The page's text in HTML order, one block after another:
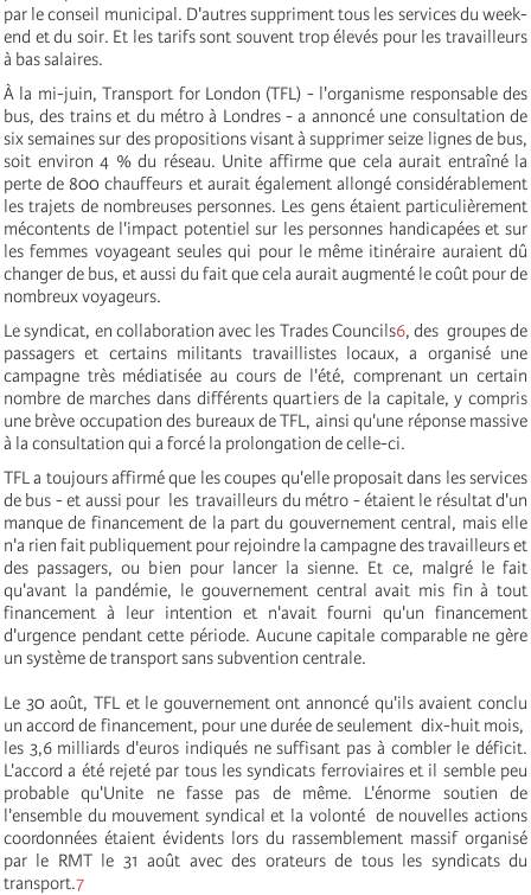
par le conseil municipal. D'autres suppriment tous les services du week-
end et du soir. Et les tarifs sont souvent trop élevés pour les travailleurs
à bas salaires.
À la mi-juin, Transport for London (TFL) - l'organisme responsable des
bus, des trains et du métro à Londres - a annoncé une consultation de
six semaines sur des propositions visant à supprimer seize lignes de bus,
soit environ 4 % du réseau. Unite affirme que cela aurait entraîné la
perte de 800 chauffeurs et aurait également allongé considérablement
les trajets de nombreuses personnes. Les gens étaient particulièrement
mécontents de l'impact potentiel sur les personnes handicapées et sur
les femmes voyageant seules qui pour le même itinéraire auraient dû
changer de bus, et aussi du fait que cela aurait augmenté le coût pour de
nombreux voyageurs.
Le syndicat, en collaboration avec les Trades Councils6, des groupes de
passagers et certains militants travaillistes locaux, a organisé une
campagne très médiatisée au cours de l'été, comprenant un certain
nombre de marches dans différents quartiers de la capitale, y compris
une brève occupation des bureaux de TFL, ainsi qu'une réponse massive
à la consultation qui a forcé la prolongation de celle-ci.
TFL a toujours affirmé que les coupes qu'elle proposait dans les services
de bus - et aussi pour les travailleurs du métro - étaient le résultat d'un
manque de financement de la part du gouvernement central, mais elle
n'a rien fait publiquement pour rejoindre la campagne des travailleurs et
des passagers, ou bien pour lancer la sienne. Et ce, malgré le fait
qu'avant la pandémie, le gouvernement central avait mis fin à tout
financement à leur intention et n'avait fourni qu'un financement
d'urgence pendant cette période. Aucune capitale comparable ne gère
un système de transport sans subvention centrale.
Le 30 août, TFL et le gouvernement ont annoncé qu'ils avaient conclu
un accord de financement, pour une durée de seulement dix-huit mois,
les 3,6 milliards d'euros indiqués ne suffisant pas à combler le déficit.
L'accord a été rejeté par tous les syndicats ferroviaires et il semble peu
probable qu'Unite ne fasse pas de même. L'énorme soutien de
l'ensemble du mouvement syndical et la volonté de nouvelles actions
coordonnées étaient évidents lors du rassemblement massif organisé
par le RMT le 31 août avec des orateurs de tous les syndicats du
transport.7